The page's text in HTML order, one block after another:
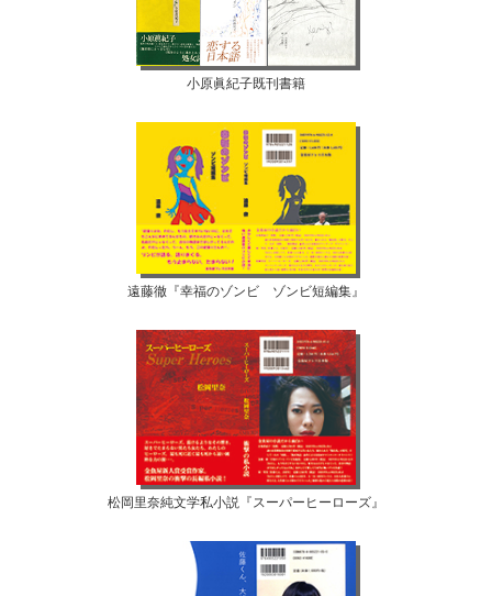
小原眞紀子既刊書籍
遠藤徹『幸福のゾンビ ゾンビ短編集』
松岡里奈純文学私小説『スーパーヒーローズ』